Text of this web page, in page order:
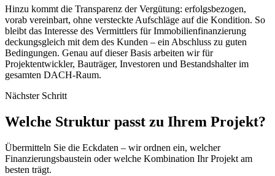
Hinzu kommt die Transparenz der Vergütung: erfolgsbezogen,
vorab vereinbart, ohne versteckte Aufschläge auf die Kondition. So
bleibt das Interesse des Vermittlers für Immobilienfinanzierung
deckungsgleich mit dem des Kunden – ein Abschluss zu guten
Bedingungen. Genau auf dieser Basis arbeiten wir für
Projektentwickler, Bauträger, Investoren und Bestandshalter im
gesamten DACH-Raum.
Nächster Schritt
Welche Struktur passt zu Ihrem Projekt?
Übermitteln Sie die Eckdaten – wir ordnen ein, welcher
Finanzierungsbaustein oder welche Kombination Ihr Projekt am
besten trägt.